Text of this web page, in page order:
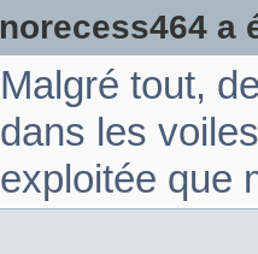
norecess464 a
Malgré tout,
dans les
exploitée que